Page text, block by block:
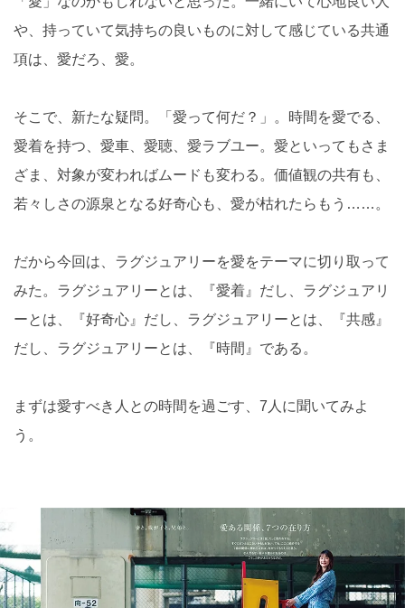
や、持っていて気持ちの良いものに対して感じている共通
項は、愛だろ、愛。
そこで、新たな疑問。「愛って何だ？」。時間を愛でる、
愛着を持つ、愛車、愛聴、愛ラブユー。愛といってもさま
ざま、対象が変わればムードも変わる。価値観の共有も、
若々しさの源泉となる好奇心も、愛が枯れたらもう……。
だから今回は、ラグジュアリーを愛をテーマに切り取って
みた。ラグジュアリーとは、『愛着』だし、ラグジュアリ
ーとは、『好奇心』だし、ラグジュアリーとは、『共感』
だし、ラグジュアリーとは、『時間』である。
まずは愛すべき人との時間を過ごす、7人に聞いてみよ
う。